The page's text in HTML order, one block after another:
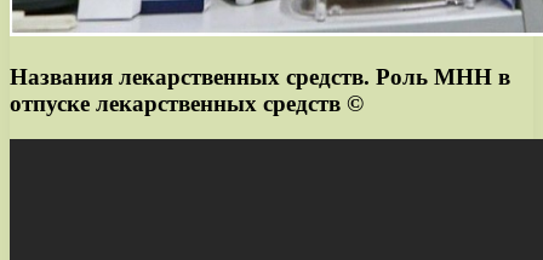
Названия лекарственных средств. Роль МНН в
отпуске лекарственных средств ©